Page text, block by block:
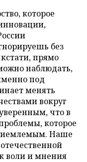
которое
без
прямо
наблюдать,
под
менять
вокруг
что в
которое
Наше
воли и мнения